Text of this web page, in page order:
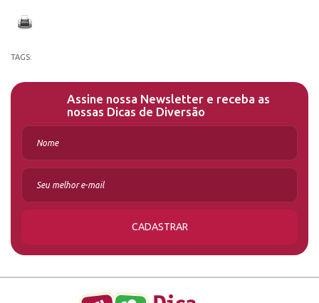
TAGS:
Assine nossa Newsletter e receba as
nossas Dicas de Diversão
CADASTRAR